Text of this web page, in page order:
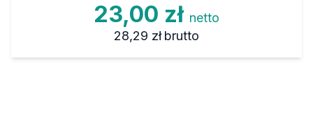
23,00 zł netto
28,29 zł brutto